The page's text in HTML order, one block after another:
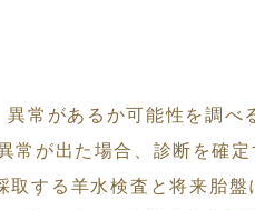
常があるか可能性を調
が出た場合、診断を確
する羊水検査と将来胎